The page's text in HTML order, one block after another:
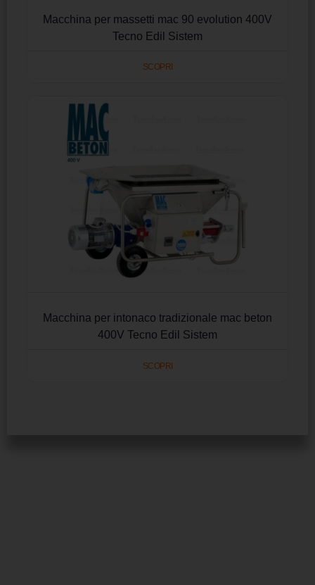
Macchina per massetti mac 90 evolution 400V
Tecno Edil Sistem
SCOPRI
Macchina per intonaco tradizionale mac beton
400V Tecno Edil Sistem
SCOPRI